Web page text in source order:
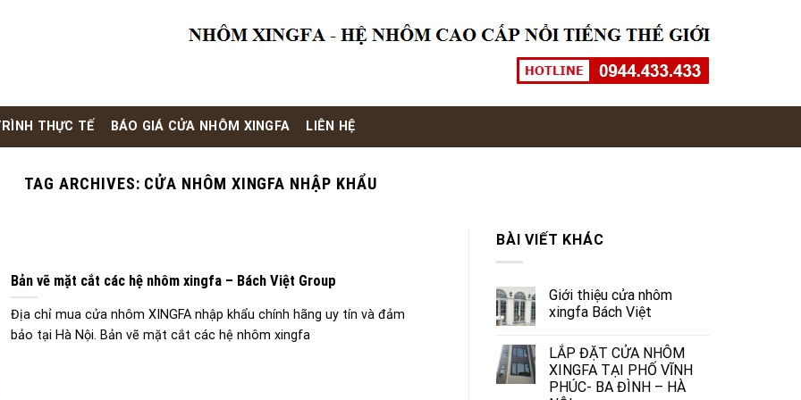
THỰC TẾ BÁO GIÁ CỬA NHÔM XINGFA LIÊN HỆ
TAG ARCHIVES: CỬA NHÔM XINGFA NHẬP KHẨU
Bản vẽ mặt cắt các hệ nhôm xingfa – Bách Việt Group
Địa chỉ mua cửa nhôm XINGFA nhập khẩu chính hãng uy tín và đảm
bảo tại Hà Nội. Bản vẽ mặt cắt các hệ nhôm xingfa
BÀI VIẾT KHÁC
Giới thiệu cửa nhôm
xingfa Bách Việt
LẮP ĐẶT CỬA NHÔM
XINGFA TẠI PHỐ VĨNH
PHÚC- BA ĐÌNH – HÀ